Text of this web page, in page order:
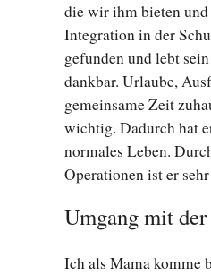
die wir ihm bieten und
Integration in der
gefunden und lebt
dankbar. Urlaube,
gemeinsame Zeit
wichtig. Dadurch hat
normales Leben.
Operationen ist er
Umgang mit
Ich als Mama komme